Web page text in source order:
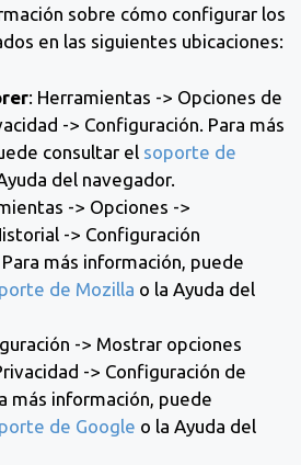
sobre cómo configurar los
en las siguientes ubicaciones:
: Herramientas -> Opciones de
-> Configuración. Para más
consultar el soporte de
del navegador.
-> Opciones ->
-> Configuración
más información, puede
de Mozilla o la Ayuda del
-> Mostrar opciones
-> Configuración de
más información, puede
de Google o la Ayuda del